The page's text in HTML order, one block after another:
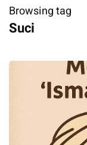
Browsing tag
Suci